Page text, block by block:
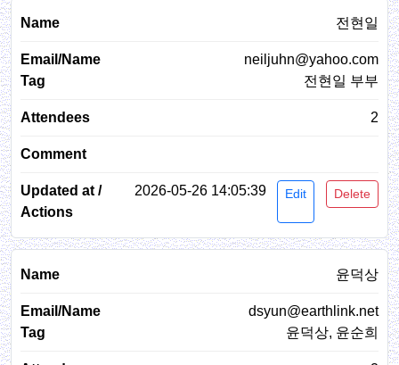
전현일
neiljuhn@yahoo.com
전현일 부부
2
2026-05-26 14:05:39 Edit Delete
윤덕상
dsyun@earthlink.net
윤덕상, 윤순희